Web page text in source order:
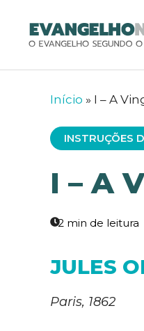
Início » I – A
INSTRUÇÕES
I – A
JULES
Paris, 1862